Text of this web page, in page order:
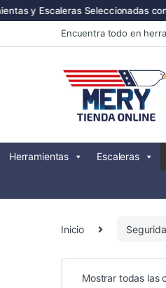
y Escaleras Seleccionadas con
to
to
Encuentra todo en
Herramientas Escaleras
Inicio
Mostrar todas las